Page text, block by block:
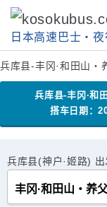
日本高速巴士‧夜
兵库县-丰冈·和田山
兵库县-丰冈·和
搭车日期：
兵库县(神户·姬路) 出